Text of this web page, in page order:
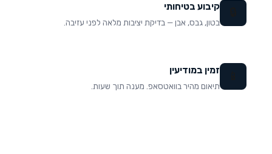
קיבוע בטיחותי
בטון, גבס, אבן — בדיקת יציבות מלאה לפני עזיבה.
זמין במודיעין
תיאום מהיר בוואטסאפ. מענה תוך שעות.